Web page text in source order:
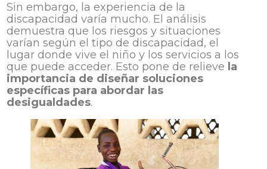
Sin embargo, la experiencia de la
discapacidad varía mucho. El análisis
demuestra que los riesgos y situaciones
varían según el tipo de discapacidad, el
lugar donde vive el niño y los servicios a los
que puede acceder. Esto pone de relieve la
importancia de diseñar soluciones
específicas para abordar las
desigualdades.